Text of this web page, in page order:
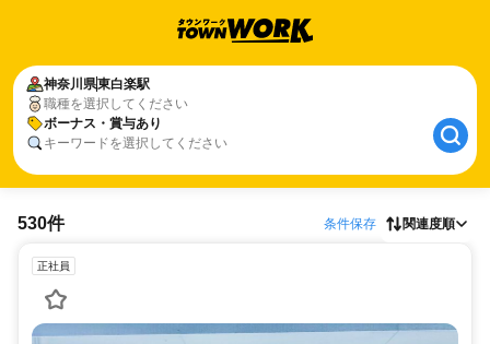
神奈川県東白楽駅
職種を選択してください
ボーナス・賞与あり
キーワードを選択してください
530件 条件保存 関連度順
正社員